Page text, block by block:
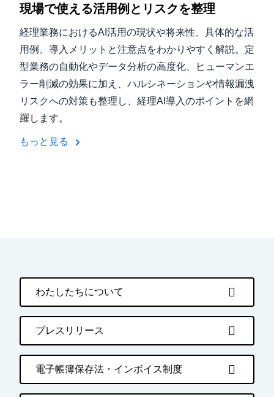
現場で使える活用例とリスクを整理
経理業務におけるAI活用の現状や将来性、具体的な活
用例、導入メリットと注意点をわかりやすく解説。定
型業務の自動化やデータ分析の高度化、ヒューマンエ
ラー削減の効果に加え、ハルシネーションや情報漏洩
リスクへの対策も整理し、経理AI導入のポイントを網
羅します。
もっと見る
わたしたちについて
プレスリリース
電子帳簿保存法・インボイス制度